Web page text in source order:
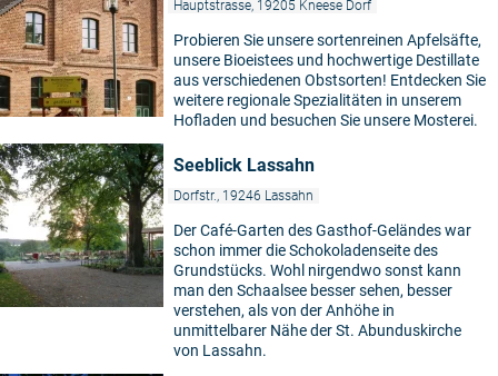
Hauptstrasse, 19205 Kneese Dorf
Probieren Sie unsere sortenreinen Apfelsäfte,
unsere Bioeistees und hochwertige Destillate
aus verschiedenen Obstsorten! Entdecken Sie
weitere regionale Spezialitäten in unserem
Hofladen und besuchen Sie unsere Mosterei.
Seeblick Lassahn
Dorfstr., 19246 Lassahn
Der Café-Garten des Gasthof-Geländes war
schon immer die Schokoladenseite des
Grundstücks. Wohl nirgendwo sonst kann
man den Schaalsee besser sehen, besser
verstehen, als von der Anhöhe in
unmittelbarer Nähe der St. Abunduskirche
von Lassahn.